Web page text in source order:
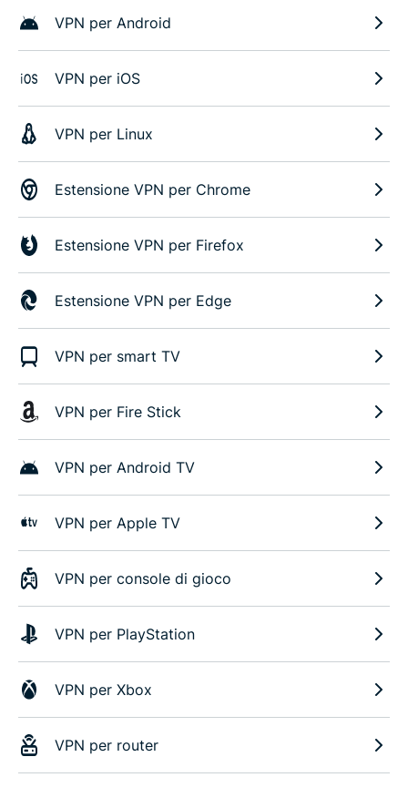
VPN per Android
VPN per iOS
VPN per Linux
Estensione VPN per Chrome
Estensione VPN per Firefox
Estensione VPN per Edge
VPN per smart TV
VPN per Fire Stick
VPN per Android TV
VPN per Apple TV
VPN per console di gioco
VPN per PlayStation
VPN per Xbox
VPN per router